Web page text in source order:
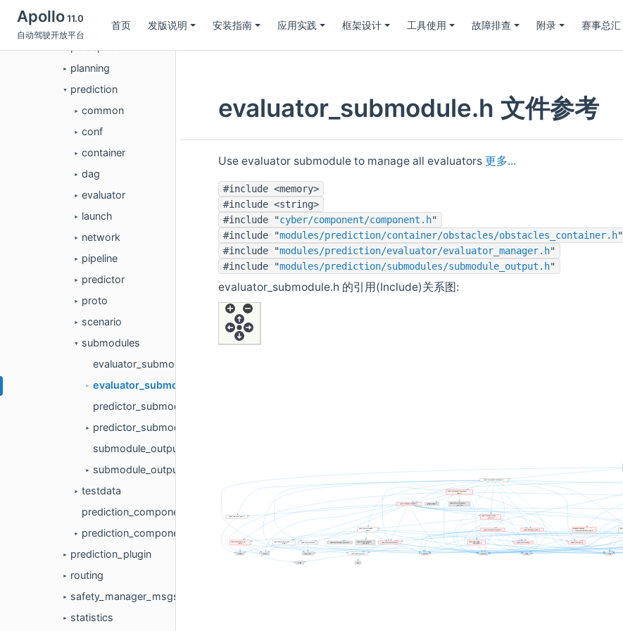
Apollo11.0
自动驾驶开放平台
首页 发版说明 安装指南 应用实践 框架设计 工具使用 故障排查 附录 赛事总汇
monitor
► planning
▼ prediction
► common
► conf
► container
► dag
► evaluator
► launch
► network
► pipeline
► predictor
► proto
► scenario
▼
submodules
evaluator_submodule.cc
►
evaluator_submodule.h
predictor_submodule.cc
►
predictor_submodule.h
submodule_output.cc
► submodule_output.h
►
testdata
prediction_component.cc
► prediction_component.h
► prediction_plugin
► routing
► safety_manager_msgs
► statistics
evaluator_submodule.h 文件参考
Use evaluator submodule to manage all evaluators更多...
#include <memory>
#include <string>
#include "cyber/component/component.h"
#include "modules/prediction/container/obstacles/obstacles_container.h"
#include "modules/prediction/evaluator/evaluator_manager.h"
#include "modules/prediction/submodules/submodule_output.h"
evaluator_submodule.h 的引用(Include)关系图: